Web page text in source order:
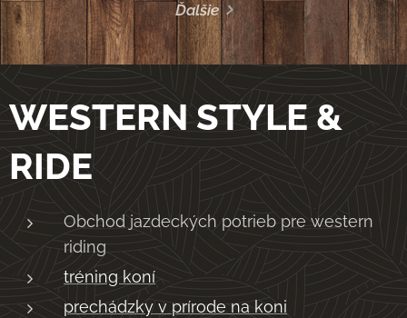
Ďalšie
WESTERN STYLE &
RIDE
Obchod jazdeckých potrieb pre western
riding
tréning koní
prechádzky v prírode na koni